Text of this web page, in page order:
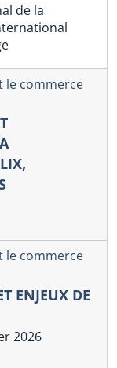
de la
le commerce
le commerce
ENJEUX DE
2026